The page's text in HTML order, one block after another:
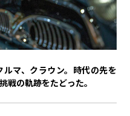
マ、クラウン。時代の先を
戦の軌跡をたどった。